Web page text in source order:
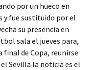
por un hueco en
y fue sustituido por el
su presencia en
sala el jueves para,
final de Copa, reunirse
Sevilla la noticia es el